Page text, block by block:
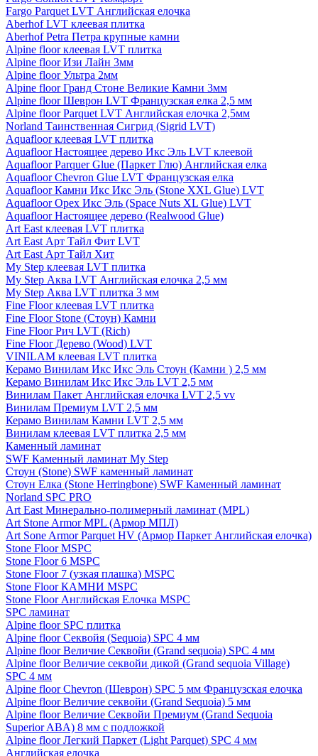
Fargo Parquet LVT Английская елочка
Aberhof LVT клеевая плитка
Aberhof Petra Петра крупные камни
Alpine floor клеевая LVT плитка
Alpine floor Изи Лайн 3мм
Alpine floor Ультра 2мм
Alpine floor Гранд Стоне Великие Камни 3мм
Alpine floor Шеврон LVT Французская елка 2,5 мм
Alpine floor Parquet LVT Английская елочка 2,5мм
Norland Таинственная Сигрид (Sigrid LVT)
Aquafloor клеевая LVT плитка
Aquafloor Настоящее дерево Икс Эль LVT клеевой
Aquafloor Parquer Glue (Паркет Глю) Английская елка
Aquafloor Chevron Glue LVT Французская елка
Aquafloor Камни Икс Икс Эль (Stone XXL Glue) LVT
Aquafloor Орех Икс Эль (Space Nuts XL Glue) LVT
Aquafloor Настоящее дерево (Realwood Glue)
Art East клеевая LVT плитка
Art East Арт Тайл Фит LVT
Art East Арт Тайл Хит
My Step клеевая LVT плитка
My Step Аква LVT Английская елочка 2,5 мм
My Step Аква LVT плитка 3 мм
Fine Floor клеевая LVT плитка
Fine Floor Stone (Стоун) Камни
Fine Floor Рич LVT (Rich)
Fine Floor Дерево (Wood) LVT
VINILAM клеевая LVT плитка
Керамо Винилам Икс Икс Эль Стоун (Камни ) 2,5 мм
Керамо Винилам Икс Икс Эль LVT 2,5 мм
Винилам Пакет Английская елочка LVT 2,5 vv
Винилам Премиум LVT 2,5 мм
Керамо Винилам Камни LVT 2,5 мм
Винилам клеевая LVT плитка 2,5 мм
Каменный ламинат
SWF Каменный ламинат My Step
Стоун (Stone) SWF каменный ламинат
Стоун Елка (Stone Herringbone) SWF Каменный ламинат
Norland SPC PRO
Art East Минерально-полимерный ламинат (MPL)
Art Stone Armor MPL (Армор МПЛ)
Art Sone Armor Parquet HV (Армор Паркет Английская елочка)
Stone Floor MSPC
Stone Floor 6 MSPC
Stone Floor 7 (узкая плашка) MSPC
Stone Floor КАМНИ MSPC
Stone Floor Английская Елочка MSPC
SPC ламинат
Alpine floor SPC плитка
Alpine floor Секвойя (Sequoia) SPC 4 мм
Alpine floor Величие Секвойи (Grand sequoia) SPC 4 мм
Alpine floor Величие секвойи дикой (Grand sequoia Village)
SPC 4 мм
Alpine floor Chevron (Шеврон) SPC 5 мм Французская елочка
Alpine floor Величие секвойи (Grand Sequoia) 5 мм
Alpine floor Величие Секвойи Премиум (Grand Sequoia
Superior ABA) 8 мм с подложкой
Alpine floor Легкий Паркет (Light Parquet) SPC 4 мм
Английская елочка